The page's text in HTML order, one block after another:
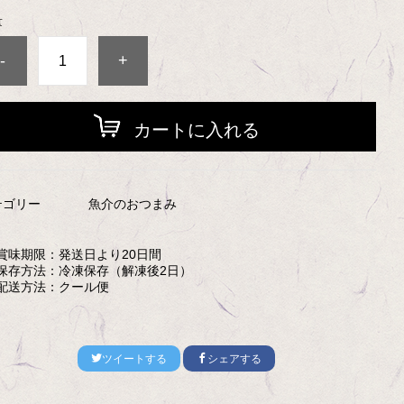
- +
カートに入れる
ゴリー 魚介のおつまみ
味期限：発送日より20日間
存方法：冷凍保存（解凍後2日）
送方法： クール便
ツイートする シェアする